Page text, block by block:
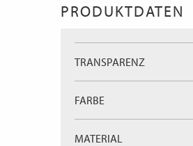
PRODUKTDATEN
TRANSPARENZ
FARBE
MATERIAL